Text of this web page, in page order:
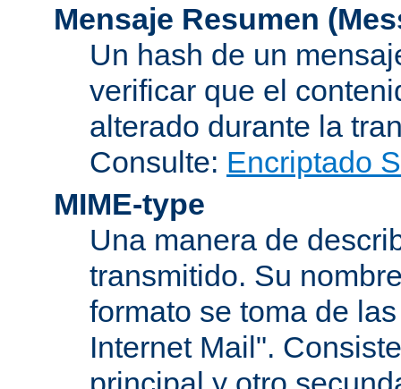
Mensaje Resumen
Un hash de un
verificar que el
alterado durante la
Consulte: Encriptado
MIME-type
Una manera de
transmitido. Su
formato se toma de
Internet Mail".